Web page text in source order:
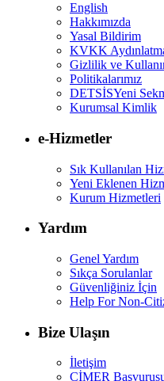
English
Hakkımızda
Yasal Bildirim
KVKK
Gizlilik ve
Politikalarımız
DETSİSYeni
Kurumsal Kimlik
e-Hizmetler
Sık Kullanılan
Yeni Eklenen
Kurum Hizmetleri
Yardım
Genel Yardım
Sıkça Sorulanlar
Güvenliğiniz İçin
Help For Non-
Bize Ulaşın
İletişim
CİMER